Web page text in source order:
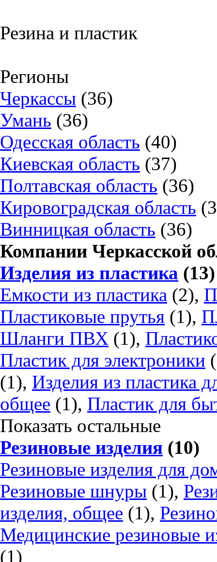
Резина и пластик
Регионы
Черкассы (36)
Умань (36)
Одесская область (40)
Киевская область (37)
Полтавская область (36)
Кировоградская область
Винницкая область (36)
Компании Черкасской
Изделия из пластика (13)
Емкости из пластика (2),
Пластиковые прутья (1),
Шланги ПВХ (1),
Пластик для электроники
(1), Изделия из пластика
общее (1), Пластик для
Показать остальные
Резиновые изделия (10)
Резиновые изделия для
Резиновые шнуры (1),
изделия, общее (1),
Медицинские резиновые
(1)